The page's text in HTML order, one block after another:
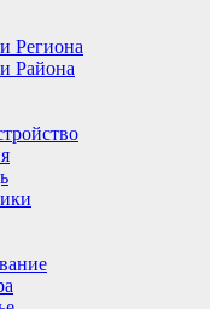
Региона
Района